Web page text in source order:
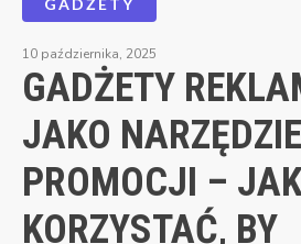
10 października, 2025
GADŻETY
JAKO NARZĘDZIE
PROMOCJI –
KORZYSTAĆ, BY